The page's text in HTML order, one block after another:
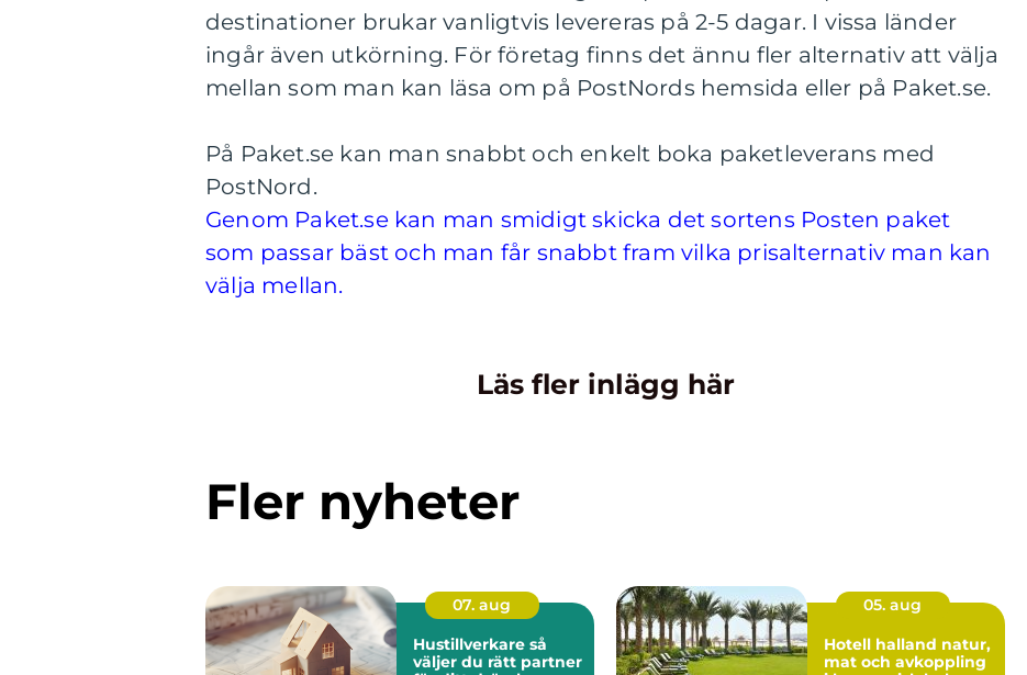
destinationer brukar vanligtvis levereras på 2-5 dagar. I vissa länder
ingår även utkörning. För företag finns det ännu fler alternativ att välja
mellan som man kan läsa om på PostNords hemsida eller på Paket.se.
På Paket.se kan man snabbt och enkelt boka paketleverans med
PostNord.
Genom Paket.se kan man smidigt skicka det sortens Posten paket
som passar bäst och man får snabbt fram vilka prisalternativ man kan
välja mellan.
Läs fler inlägg här
Fler nyheter
07. aug
Hustillverkare så
väljer du rätt partner
05. aug
Hotell halland natur,
mat och avkoppling